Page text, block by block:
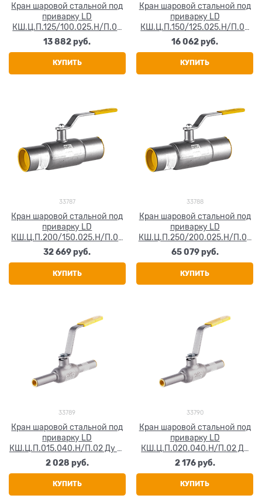
Кран шаровой стальной под
приварку LD
КШ.Ц.П.125/100.025.Н/П.02
Ду 125 Ру25
13 882 руб.
КУПИТЬ
Кран шаровой стальной под
приварку LD
КШ.Ц.П.150/125.025.Н/П.02
Ду 150 Ру25
16 062 руб.
КУПИТЬ
33787
Кран шаровой стальной под
приварку LD
КШ.Ц.П.200/150.025.Н/П.02
Ду 200 Ру25
32 669 руб.
КУПИТЬ
33788
Кран шаровой стальной под
приварку LD
КШ.Ц.П.250/200.025.Н/П.02
Ду 250 Ру25
65 079 руб.
КУПИТЬ
33789
Кран шаровой стальной под
приварку LD
КШ.Ц.П.015.040.Н/П.02 Ду 15
Ру40
2 028 руб.
КУПИТЬ
33790
Кран шаровой стальной под
приварку LD
КШ.Ц.П.020.040.Н/П.02 Ду
20 Ру40
2 176 руб.
КУПИТЬ